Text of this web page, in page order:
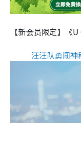
【新会员限定】《
汪汪队勇闯神